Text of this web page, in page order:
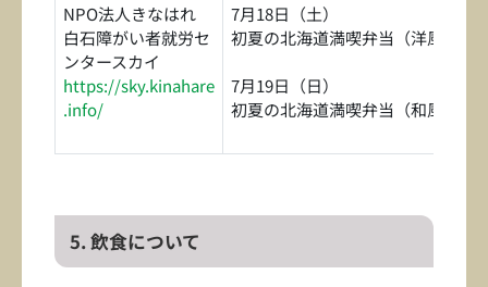
NPO法人きなはれ
白石障がい者就労セ
ンタースカイ
https://sky.kinahare
.info/
7月18日（土）
初夏の北海道満喫弁当（洋風）
7月19日（日）
初夏の北海道満喫弁当（和風）
5. 飲食について